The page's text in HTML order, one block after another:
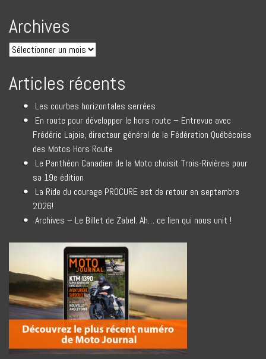
Archives
Articles récents
Les courbes horizontales serrées
En route pour développer le hors route – Entrevue avec
Frédéric Lajoie, directeur général de la Fédération Québécoise
des Motos Hors Route
Le Panthéon Canadien de la Moto choisit Trois-Rivières pour
sa 19e édition
La Ride du courage PROCURE est de retour en septembre
2026!
Archives – Le Billet de Zabel. Ah… ce lien qui nous unit !